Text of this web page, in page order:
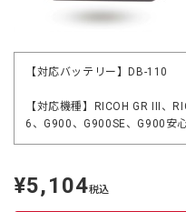
【対応バッテリー】DB-110
【対応機種】RICOH GR III、
6、G900、G900SE、G900安
定
価
¥5,104税込